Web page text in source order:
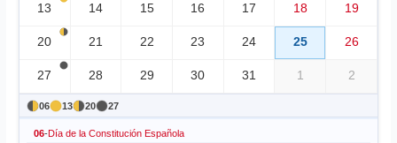
13 14 15 16 17 18 19
20 21 22 23 24 25 26
27 28 29 30 31 1 2
06 13 20 27
06-Día de la Constitución Española